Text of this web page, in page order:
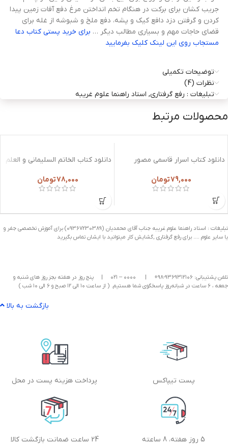
جریب کشان برای برکت در هنگام تخم انداختن مرغ دفع آفات زمین پیدا
کردن و گرفتن دزد دافع کیک و پشه، دفع ملخ و شبوشه از غله برای
قضای حاجات مهم و بسیاری مطالب دیگر … برای خرید پستی کتاب دعا
مستجاب روی این لینک کلیک بفرمایید
توضیحات تکمیلی
نظرات (4)
تبلیغات : رفع گرفتاری, استاد راهنما علوم غریبه
محصولات مرتبط
دانلود کتاب اسرار قاسمی مصور
79,000تومان
دانلود کتاب الخاتم السليمانی و العلم
78,000تومان
تبلیغات : استاد راهنما علوم غریبه جناب آقای محمدیان (09367230389) برای آموزش تخصصی جفر و
یا سایر علوم …. برای رفع گرفتاری ,گشایش کار میتوانید با ایشان تماس بگیرید
تلفن پشتیبانی: ۹۳۶۹۳۱۲۱۰۶-۹۸+
پنج روز در هفته بجز روز های شنبه و
جمعه ، ۶ ساعت در شبانه‌روز پاسخگوی شما هستیم. ( از ساعت ۱۰ الی ۱۲ صبح و ۶ الی ۱۰ شب )
بازگشت به بالا
پست تیپاکس پرداخت هزینه پست در محل
5 روز هفته، 8 ساعته 24 ساعت ضمانت بازگشت کالا